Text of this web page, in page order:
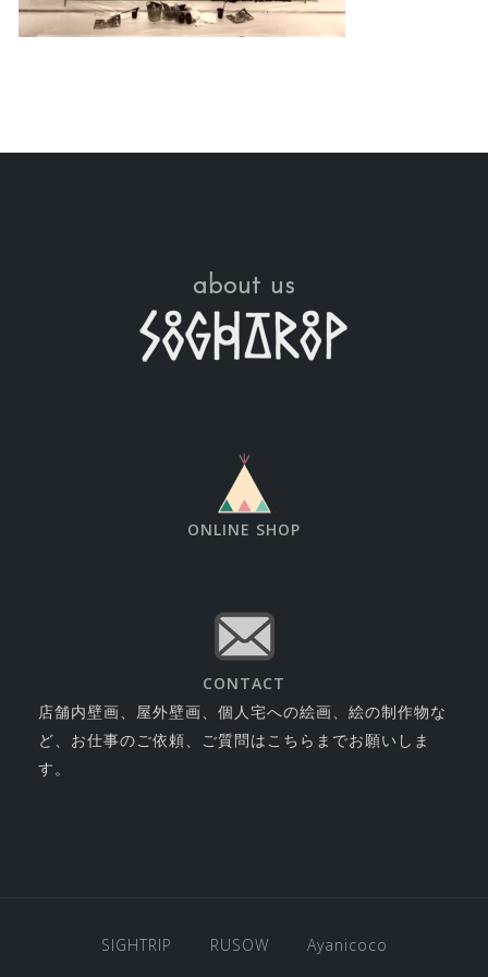
about us
ONLINE SHOP
CONTACT
店舗内壁画、屋外壁画、個人宅への絵画、絵の制作物な
ど、お仕事のご依頼、ご質問はこちらまでお願いしま
す。
SIGHTRIP RUSOW Ayanicoco